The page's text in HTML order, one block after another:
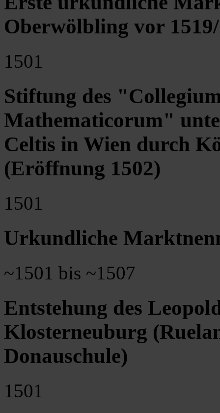
Oberwölbling vor
1501
Stiftung des
Mathematicorum"
Celtis in Wien durch
(Eröffnung 1502)
1501
Urkundliche
~1501 bis ~1507
Entstehung des
Klosterneuburg
Donauschule)
1501